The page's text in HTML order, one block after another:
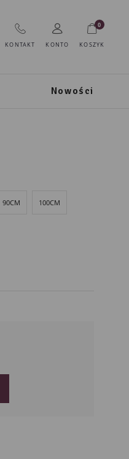
KONTAKT KONTO KOSZYK
0
Nowości
90CM 100CM